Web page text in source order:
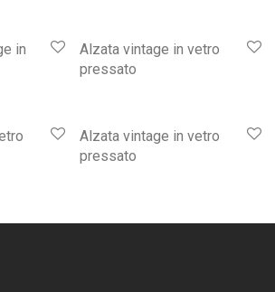
in
Alzata vintage in vetro
pressato
Alzata vintage in vetro
pressato